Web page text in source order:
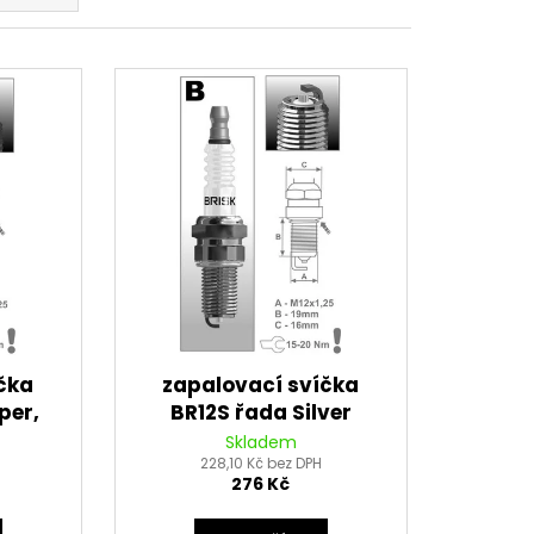
zapalovací svíčka
BR12S řada Silver
Racing, BRISK - Česká
Republika
Skladem
228,10 Kč bez DPH
276 Kč
14 PALCŮ